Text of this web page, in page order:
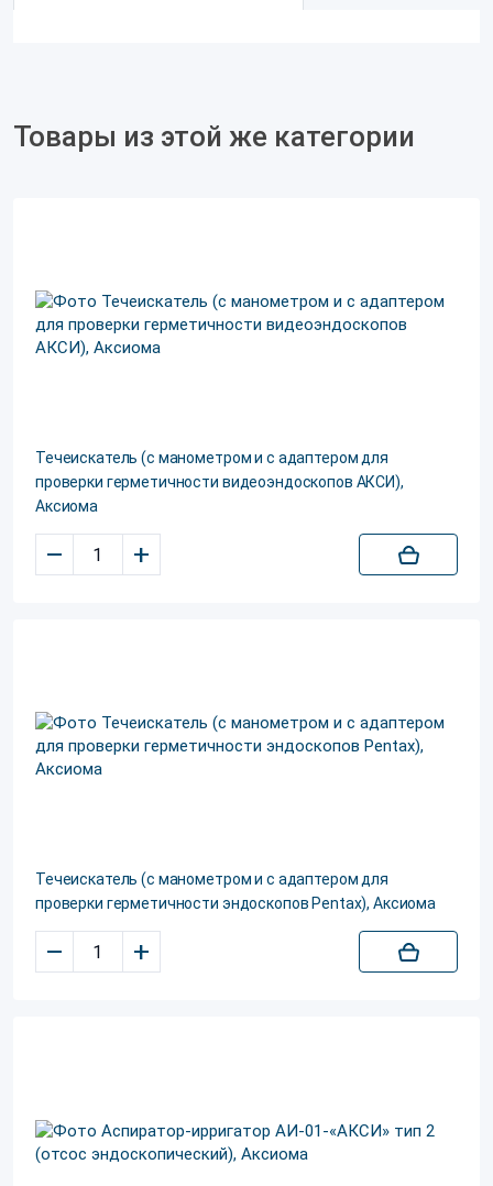
Товары из этой же категории
Течеискатель (с манометром и с адаптером для
проверки герметичности видеоэндоскопов АКСИ),
Аксиома
– +
Течеискатель (с манометром и с адаптером для
проверки герметичности эндоскопов Pentax), Аксиома
– +